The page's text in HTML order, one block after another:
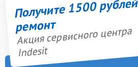
Получите 1500
ремонт
Акция сервисного центра
Indesit